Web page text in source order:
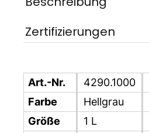
Zertifizierungen
Art.-Nr.
Farbe
Größe
4290.1000
Hellgrau
1 L